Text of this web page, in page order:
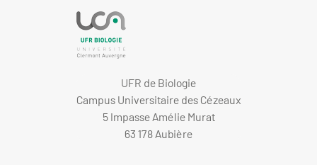
UFR de Biologie
Campus Universitaire des Cézeaux
5 Impasse Amélie Murat
63 178 Aubière